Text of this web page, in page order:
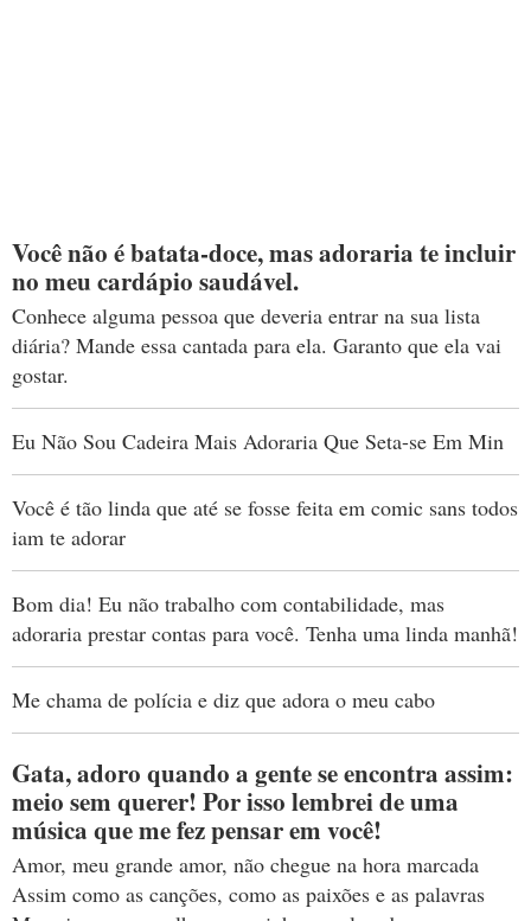
Você não é batata-doce, mas adoraria te incluir
no meu cardápio saudável.
Conhece alguma pessoa que deveria entrar na sua lista
diária? Mande essa cantada para ela. Garanto que ela vai
gostar.
Eu Não Sou Cadeira Mais Adoraria Que Seta-se Em Min
Você é tão linda que até se fosse feita em comic sans todos
iam te adorar
Bom dia! Eu não trabalho com contabilidade, mas
adoraria prestar contas para você. Tenha uma linda manhã!
Me chama de polícia e diz que adora o meu cabo
Gata, adoro quando a gente se encontra assim:
meio sem querer! Por isso lembrei de uma
música que me fez pensar em você!
Amor, meu grande amor, não chegue na hora marcada
Assim como as canções, como as paixões e as palavras